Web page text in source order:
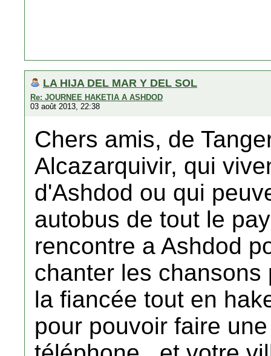
LA HIJA DEL MAR Y DEL SOL
Re: JOURNEE HAKETIA A ASHDOD
03 août 2013, 22:38
Chers amis, de
Alcazarquivir, qui
d'Ashdod ou qui
autobus de tout le
rencontre a Ashdod
chanter les
la fiancée tout en
pour pouvoir faire